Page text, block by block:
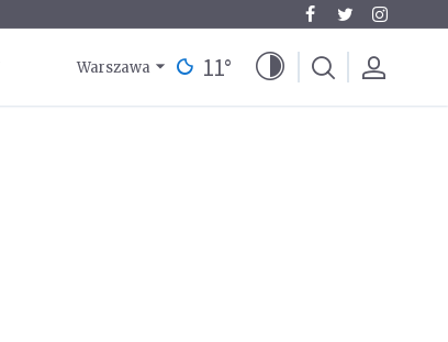
Warszawa 11°